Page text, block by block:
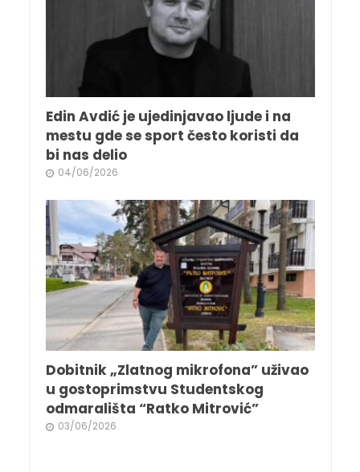
Edin Avdić je ujedinjavao ljude i na
mestu gde se sport često koristi da
bi nas delio
04/06/2026
Dobitnik „Zlatnog mikrofona” uživao
u gostoprimstvu Studentskog
odmarališta “Ratko Mitrović”
03/06/2026